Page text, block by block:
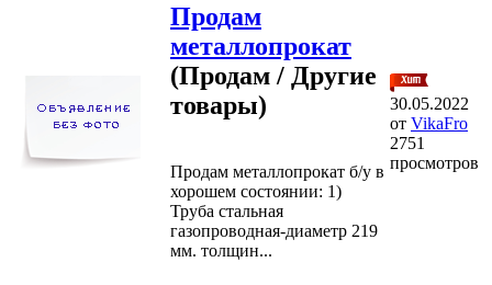
Продам
металлопрокат
(Продам / Другие
товары)
Продам металлопрокат б/у в
хорошем состоянии: 1)
Труба стальная
газопроводная-диаметр 219
мм. толщин...
30.05.2022
от VikaFro
2751
просмотров